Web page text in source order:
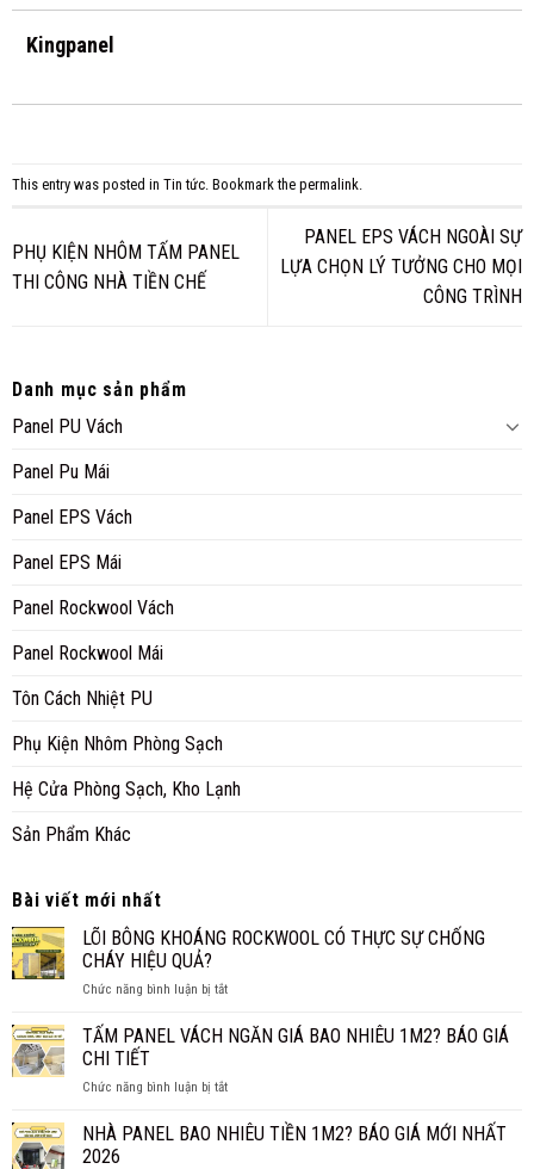
Kingpanel
This entry was posted in Tin tức . Bookmark the permalink
PHỤ KIỆN NHÔM TẤM PANEL
THI CÔNG NHÀ TIỀN CHẾ
PANEL EPS VÁCH NGOÀI SỰ
LỰA CHỌN LÝ TƯỞNG CHO MỌI
CÔNG TRÌNH
Danh mục sản phẩm
Panel PU Vách
Panel Pu Mái
Panel EPS Vách
Panel EPS Mái
Panel Rockwool Vách
Panel Rockwool Mái
Tôn Cách Nhiệt PU
Phụ Kiện Nhôm Phòng Sạch
Hệ Cửa Phòng Sạch, Kho Lạnh
Sản Phẩm Khác
Bài viết mới nhất
LÕI BÔNG KHOÁNG ROCKWOOL CÓ THỰC SỰ CHỐNG
CHÁY HIỆU QUẢ?
Chức năng bình luận bị tắtở
BÔNG
CÓ
SỰ
TẤM PANEL VÁCH NGĂN GIÁ BAO NHIÊU 1M2? BÁO GIÁ
CHI TIẾT
Chức năng bình luận bị tắtở
PANEL
NHÀ PANEL BAO NHIÊU TIỀN 1M2? BÁO GIÁ MỚI NHẤT
2026